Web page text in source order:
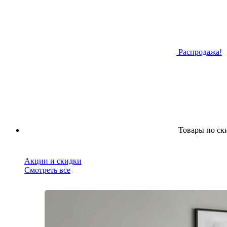
Распродажа!
Товары по
Акции и скидки
Смотреть все